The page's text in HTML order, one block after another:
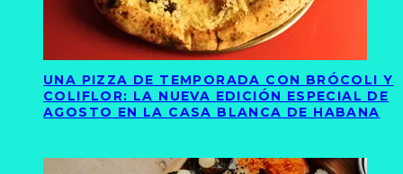
UNA PIZZA DE TEMPORADA CON BRÓCOLI Y
COLIFLOR: LA NUEVA EDICIÓN ESPECIAL DE
AGOSTO EN LA CASA BLANCA DE HABANA